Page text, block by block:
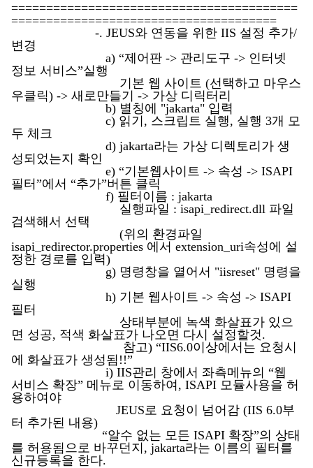
=========================================
======================================
-. JEUS와 연동을 위한 IIS 설정 추가/
변경
a) “제어판 -> 관리도구 -> 인터넷
정보 서비스”실행
기본 웹 사이트 (선택하고 마우스
우클릭) -> 새로만들기 -> 가상 디릭터리
b) 별칭에 "jakarta" 입력
c) 읽기, 스크립트 실행, 실행 3개 모
두 체크
d) jakarta라는 가상 디렉토리가 생
성되었는지 확인
e) “기본웹사이트 -> 속성 -> ISAPI
필터”에서 “추가”버튼 클릭
f) 필터이름 : jakarta
실행파일 : isapi_redirect.dll 파일
검색해서 선택
(위의 환경파일
isapi_redirector.properties 에서 extension_uri속성에 설
정한 경로를 입력)
g) 명령창을 열어서 "iisreset" 명령을
실행
h) 기본 웹사이트 -> 속성 -> ISAPI
필터
상태부분에 녹색 화살표가 있으
면 성공, 적색 화살표가 나오면 다시 설정할것.
참고) “IIS6.0이상에서는 요청시
에 화살표가 생성됨!!”
i) IIS관리 창에서 좌측메뉴의 “웹
서비스 확장” 메뉴로 이동하여, ISAPI 모듈사용을 허
용하여야
JEUS로 요청이 넘어감 (IIS 6.0부
터 추가된 내용)
“알수 없는 모든 ISAPI 확장”의 상태
를 허용됨으로 바꾸던지, jakarta라는 이름의 필터를
신규등록을 한다.